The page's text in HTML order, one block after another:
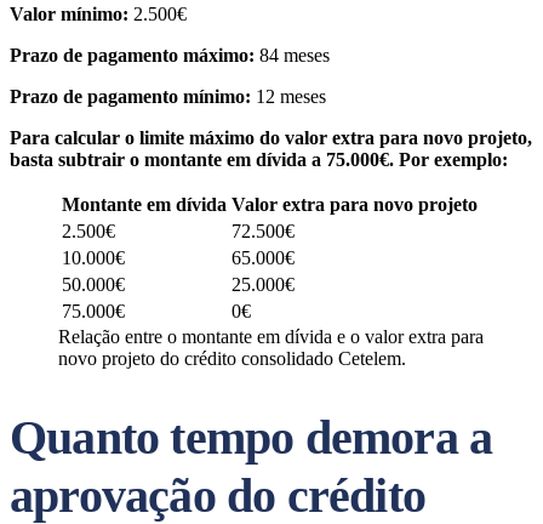
Valor mínimo: 2.500€
Prazo de pagamento máximo: 84 meses
Prazo de pagamento mínimo: 12 meses
Para calcular o limite máximo do valor extra para novo projeto,
basta subtrair o montante em dívida a 75.000€. Por exemplo:
Montante em dívida Valor extra para novo projeto
2.500€
72.500€
10.000€
65.000€
50.000€
25.000€
75.000€
0€
Relação entre o montante em dívida e o valor extra para
novo projeto do crédito consolidado Cetelem.
Quanto tempo demora a
aprovação do crédito